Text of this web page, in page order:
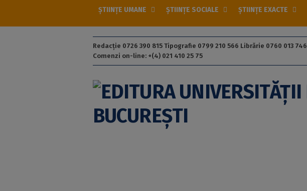
ȘTIINȚE UMANE ȘTIINȚE SOCIALE ȘTIINȚE EXACTE
Redacție 0726 390 815 Tipografie 0799 210 566 Librărie 0760 013 746
Comenzi on-line: +(4) 021 410 25 75